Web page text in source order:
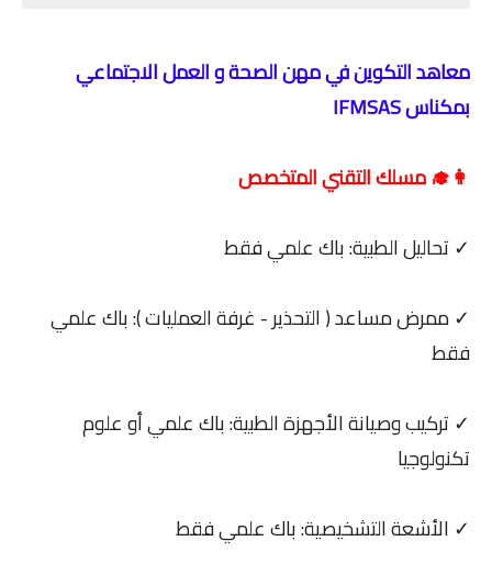
معاهد التكوين في مهن الصحة و العمل الاجتماعي
بمكناس IFMSAS
👩‍🎓 مسلك التقني المتخصص
✓ تحاليل الطبية: باك علمي فقط
✓ ممرض مساعد ( التحذير - غرفة العمليات ): باك علمي
فقط
✓ تركيب وصيانة الأجهزة الطبية: باك علمي أو علوم
تكنولوجيا
✓ الأشعة التشخيصية: باك علمي فقط